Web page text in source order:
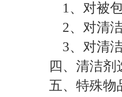
1、对被包
2、对清洁
3、对清洁
四、清洁剂
五、特殊物